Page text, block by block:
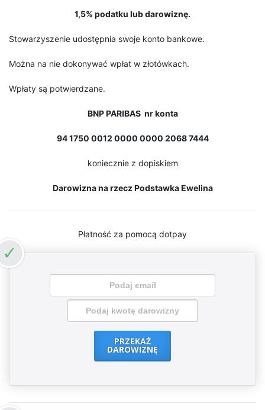
1,5% podatku lub darowiznę.
Stowarzyszenie udostępnia swoje konto bankowe.
Można na nie dokonywać wpłat w złotówkach.
Wpłaty są potwierdzane.
BNP PARIBAS nr konta
94 1750 0012 0000 0000 2068 7444
koniecznie z dopiskiem
Darowizna na rzecz Podstawka Ewelina
Płatność za pomocą dotpay
PRZEKAŻ
DAROWIZNĘ